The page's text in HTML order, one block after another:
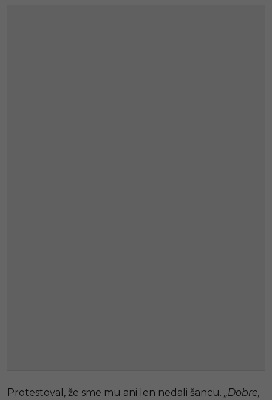
Protestoval, že sme mu ani len nedali šancu. „Dobre,